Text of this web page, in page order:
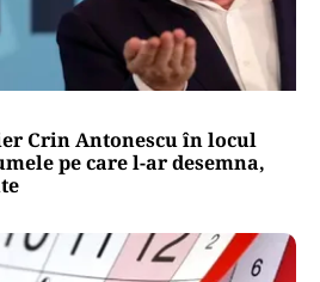
Crin Antonescu în locul
pe care l-ar desemna,